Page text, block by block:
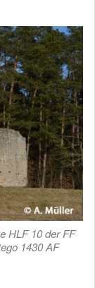
HLF 10 der FF
1430 AF